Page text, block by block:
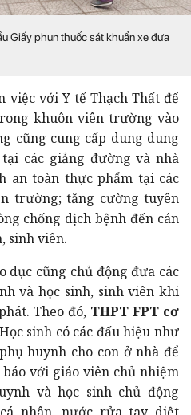
Giấy phun thuốc sát khuẩn xe đưa
việc với Y tế Thạch Thất để
khuôn viên trường vào
cũng cung cấp dung dung
các giảng đường và nhà
an toàn thực phẩm tại các
trường; tăng cường tuyên
chống dịch bệnh đến cán
sinh viên.
dục cũng chủ động đưa các
và học sinh, sinh viên khi
Theo đó, THPT FPT cơ
sinh có các đấu hiệu như
huynh cho con ở nhà để
với giáo viên chủ nhiệm
và học sinh chủ động